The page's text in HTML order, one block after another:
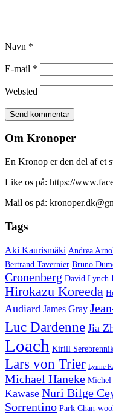
Navn *
E-mail *
Websted
Om Kronoper
En Kronop er den del af et
Like os på: https://
Mail os på:
Tags
Aki Kaurismäki Andrea
Bertrand Tavernier Bruno
Cronenberg David Lynch
Hirokazu Koreeda
Audiard James Gray
Luc Dardenne Jia
Loach Kirill
Lars von Trier Lynne
Michael Haneke Michel
Kawase Nuri Bilge
Sorrentino Park Chan-